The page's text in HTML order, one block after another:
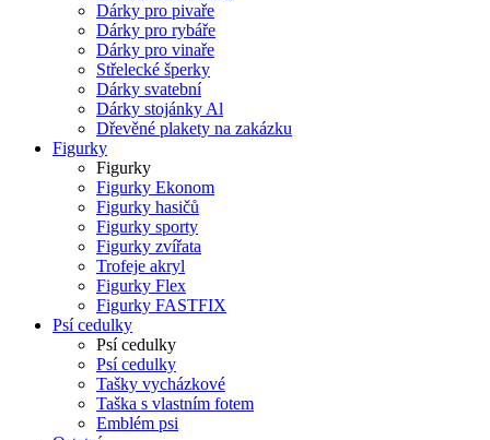
Dárky pro pivaře
Dárky pro rybáře
Dárky pro vinaře
Střelecké šperky
Dárky svatební
Dárky stojánky Al
Dřevěné plakety na zakázku
Figurky
Figurky
Figurky Ekonom
Figurky hasičů
Figurky sporty
Figurky zvířata
Trofeje akryl
Figurky Flex
Figurky FASTFIX
Psí cedulky
Psí cedulky
Psí cedulky
Tašky vycházkové
Taška s vlastním fotem
Emblém psi